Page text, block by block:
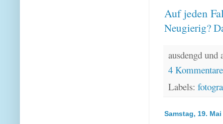
Auf jeden
Neugierig?
ausdengd
4
Labels:
Samstag, 19. Mai